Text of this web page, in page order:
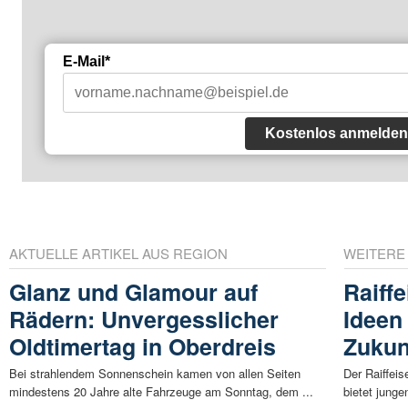
E-Mail*
Kostenlos anmelden
AKTUELLE ARTIKEL AUS REGION
Glanz und Glamour auf
Rädern: Unvergesslicher
Oldtimertag in Oberdreis
Bei strahlendem Sonnenschein kamen von allen Seiten
mindestens 20 Jahre alte Fahrzeuge am Sonntag, dem ...
Der
bietet